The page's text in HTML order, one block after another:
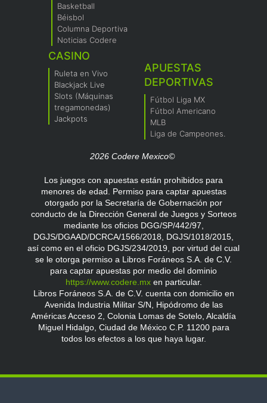
Basketball
Béisbol
Columna Deportiva
Noticias Codere
CASINO
Ruleta en Vivo
Blackjack Live
Slots (Máquinas
tregamonedas)
Jackpots
APUESTAS
DEPORTIVAS
Fútbol Liga MX
Fútbol Americano
MLB
Liga de Campeones.
2026 Codere Mexico©
Los juegos con apuestas están prohibidos para
menores de edad. Permiso para captar apuestas
otorgado por la Secretaría de Gobernación por
conducto de la Dirección General de Juegos y Sorteos
mediante los oficios DGG/SP/442/97,
DGJS/DGAAD/DCRCA/1566/2018, DGJS/1018/2015,
así como en el oficio DGJS/234/2019, por virtud del cual
se le otorga permiso a Libros Foráneos S.A. de C.V.
para captar apuestas por medio del dominio
https://www.codere.mxen particular.
Libros Foráneos S.A. de C.V. cuenta con domicilio en
Avenida Industria Militar S/N, Hipódromo de las
Américas Acceso 2, Colonia Lomas de Sotelo, Alcaldía
Miguel Hidalgo, Ciudad de México C.P. 11200 para
todos los efectos a los que haya lugar.